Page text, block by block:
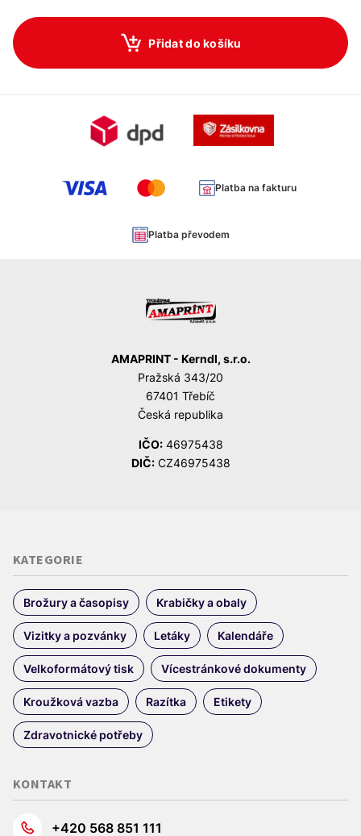
Přidat do košíku
Platba na fakturu
Platba převodem
AMAPRINT - Kerndl, s.r.o.
Pražská 343/20
67401 Třebíč
Česká republika
IČO:46975438
DIČ:CZ46975438
KATEGORIE
Brožury a časopisy Krabičky a obaly
Vizitky a pozvánky Letáky Kalendáře
Velkoformátový tisk Vícestránkové dokumenty
Kroužková vazba Razítka Etikety
Zdravotnické potřeby
KONTAKT
+420 568 851 111